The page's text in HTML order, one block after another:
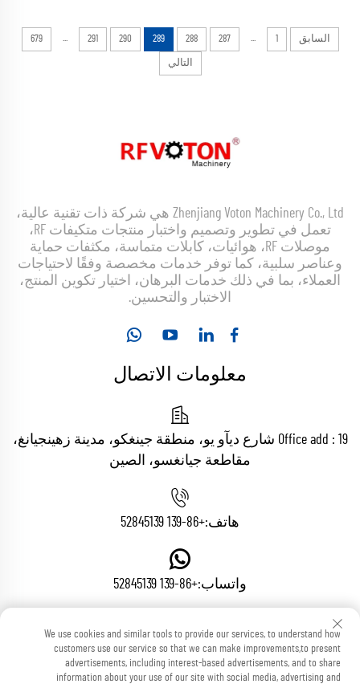
السابق 1
...
287
288
289
290
291
...
679
التالي
Zhenjiang Voton Machinery Co., Ltd هي شركة ذات تقنية عالية،
تعمل في تطوير وتصميم واختبار منتجات متكيفات RF،
موصلات RF، هوائيات، كابلات متماسة، مكثفات حماية
وعناصر سلبية، كما توفر خدمات مخصصة وفقًا لاحتياجات
العملاء، بما في ذلك خدمات البرهان، اختيار تكوين المنتج،
الاختبار والتحسين.
معلومات الاتصال
Office add : 19 شارع ديآو يو، منطقة جينغكو، مدينة زهينجيانغ،
مقاطعة جيانغسو، الصين
هاتف:+86-139 52845139
واتساب:+86-139 52845139
البريد الإلكتروني:[email protected]
We use cookies and similar tools to provide our services, to understand how
customers use our service so that we can make improvements,to present
advertisements, including interest-based advertisements, and to share
information about your use of our site with social media, advertising and